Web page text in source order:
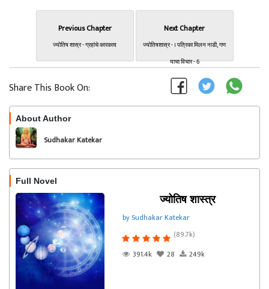
Previous Chapter
ज्योतिष शास्र - ग्रहांचे कारकत्व
Next Chapter
ज्योतिषशास्र - । पत्रिका मिलन नाडी, गण
याचा विचार - 6
Share This Book On:
About Author
Sudhakar Katekar
Full Novel
ज्योतिष शास्त्र
by Sudhakar Katekar
(89.7k)
391.4k
28 249k